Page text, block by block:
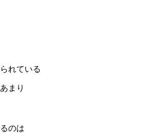
れている
まり
のは